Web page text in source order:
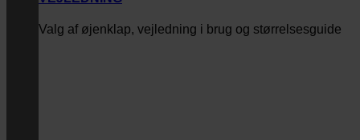
Valg af øjenklap, vejledning i brug og størrelsesguide